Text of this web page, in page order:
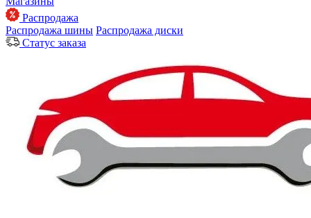
Распродажа
Распродажа шины Распродажа диски
Статус заказа